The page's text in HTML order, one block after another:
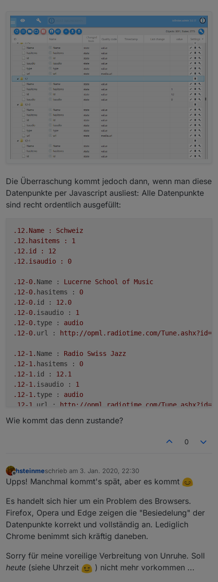
Die Überraschung kommt jedoch dann, wenn man diese
Datenpunkte per Javascript ausliest: Alle Datenpunkte
sind recht ordentlich ausgefüllt:
.12 .Name :
Schweiz
.12 .hasitems :
1
.12 .id :
12
.12 .isaudio : 0
.12-0. Name : Lucerne School of Music
.12-0. hasitems :
0
.12-0. id :
12.0
.12-0. isaudio :
1
.12-0. type :
audio
.12-0. url : http://opml.radiotime.com/
.12-1. Name : Radio Swiss Jazz
.12-1. hasitems :
0
.12-1. id :
12.1
.12-1. isaudio :
1
.12-1. type :
audio
.12-1. url : http://opml.radiotime.com/
.12-2.Name : Radio Swiss Public
.12
.12
http://www.swissradio.ch/streams/
.12 -3. Name : RTS Espace
.12-3. id :
12.3
.12 -3.isaudio : 1
.12-3. type : audio
Wie kommt das denn zustande?
0
Offline
hsteinmeschrieb am 3. Jan. 2020, 22:30
zuletzt editiert von
Upps! Manchmal kommt's spät, aber es kommt
Es handelt sich hier um ein Problem des Browsers.
Firefox, Opera und Edge zeigen die "Besiedelung" der
Datenpunkte korrekt und vollständig an. Lediglich
Chrome benimmt sich kräftig daneben.
Sorry für meine voreilige Verbreitung von Unruhe. Soll
heute (siehe Uhrzeit ) nicht mehr vorkommen ...